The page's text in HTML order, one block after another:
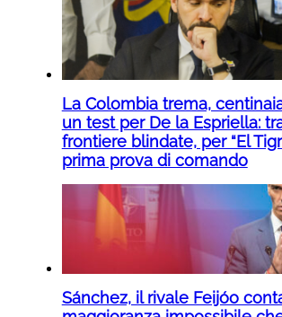
La Colombia trema,
un test per De la Espriella:
frontiere blindate, per “El
prima prova di comando
Sánchez, il rivale Feijóo